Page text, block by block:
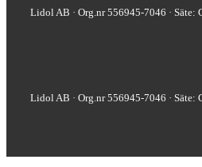
Lidol AB · Org.nr 556945-7046 · Säte:
Lidol AB · Org.nr 556945-7046 · Säte: